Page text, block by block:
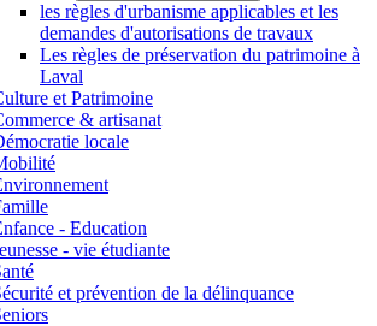
les règles d'urbanisme applicables et les
demandes d'autorisations de travaux
Les règles de préservation du patrimoine à
Laval
et Patrimoine
& artisanat
locale
- Education
- vie étudiante
et prévention de la délinquance